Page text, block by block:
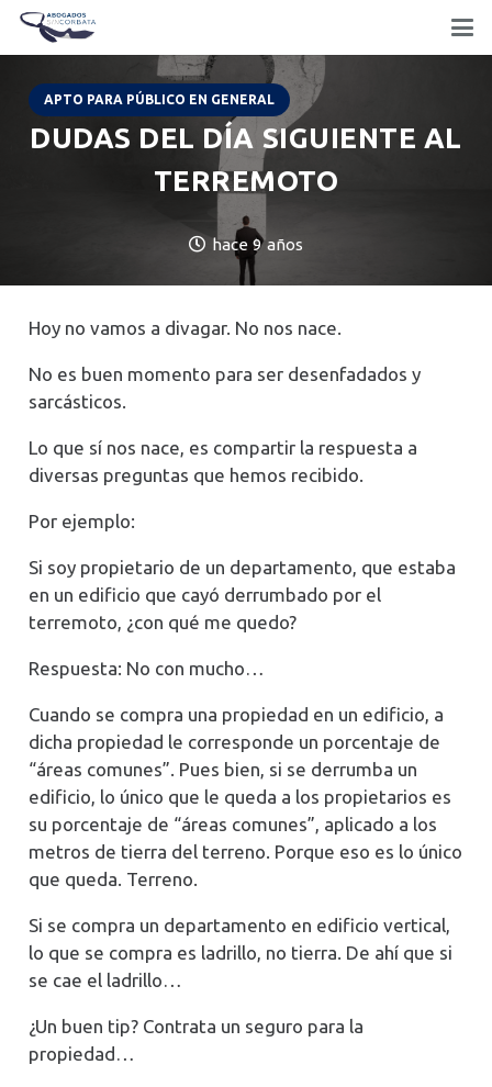
APTO PARA PÚBLICO EN GENERAL
DUDAS DEL DÍA SIGUIENTE AL
TERREMOTO
hace 9 años
Hoy no vamos a divagar. No nos nace.
No es buen momento para ser desenfadados y
sarcásticos.
Lo que sí nos nace, es compartir la respuesta a
diversas preguntas que hemos recibido.
Por ejemplo:
Si soy propietario de un departamento, que estaba
en un edificio que cayó derrumbado por el
terremoto, ¿con qué me quedo?
Respuesta: No con mucho…
Cuando se compra una propiedad en un edificio, a
dicha propiedad le corresponde un porcentaje de
“áreas comunes”. Pues bien, si se derrumba un
edificio, lo único que le queda a los propietarios es
su porcentaje de “áreas comunes”, aplicado a los
metros de tierra del terreno. Porque eso es lo único
que queda. Terreno.
Si se compra un departamento en edificio vertical,
lo que se compra es ladrillo, no tierra. De ahí que si
se cae el ladrillo…
¿Un buen tip? Contrata un seguro para la
propiedad…